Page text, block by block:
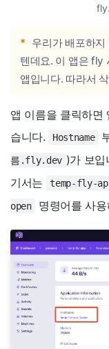
* 우리가 배포하지
텐데요. 이 앱은 fly
앱입니다. 따라서
앱 이름을 클릭하면
습니다.
Hostname
름.fly.dev )가 보입
기서는
temp-fly-
open 명령어를 사